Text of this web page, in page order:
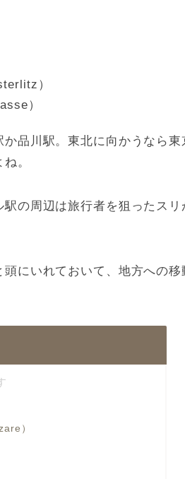
）
）
品川駅。東北に向かうなら東
。
の周辺は旅行者を狙ったスリ
にいれておいて、地方への移
）